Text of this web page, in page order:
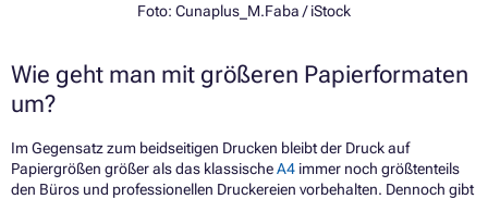
Foto: Cunaplus_M.Faba / iStock
Wie geht man mit größeren Papierformaten
um?
Im Gegensatz zum beidseitigen Drucken bleibt der Druck auf
Papiergrößen größer als das klassischeA4 immer noch größtenteils
den Büros und professionellen Druckereien vorbehalten. Dennoch gibt